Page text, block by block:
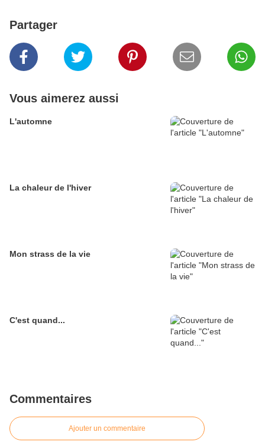
Partager
Vous aimerez aussi
L'automne
La chaleur de l'hiver
Mon strass de la vie
C'est quand...
Commentaires
Ajouter un commentaire